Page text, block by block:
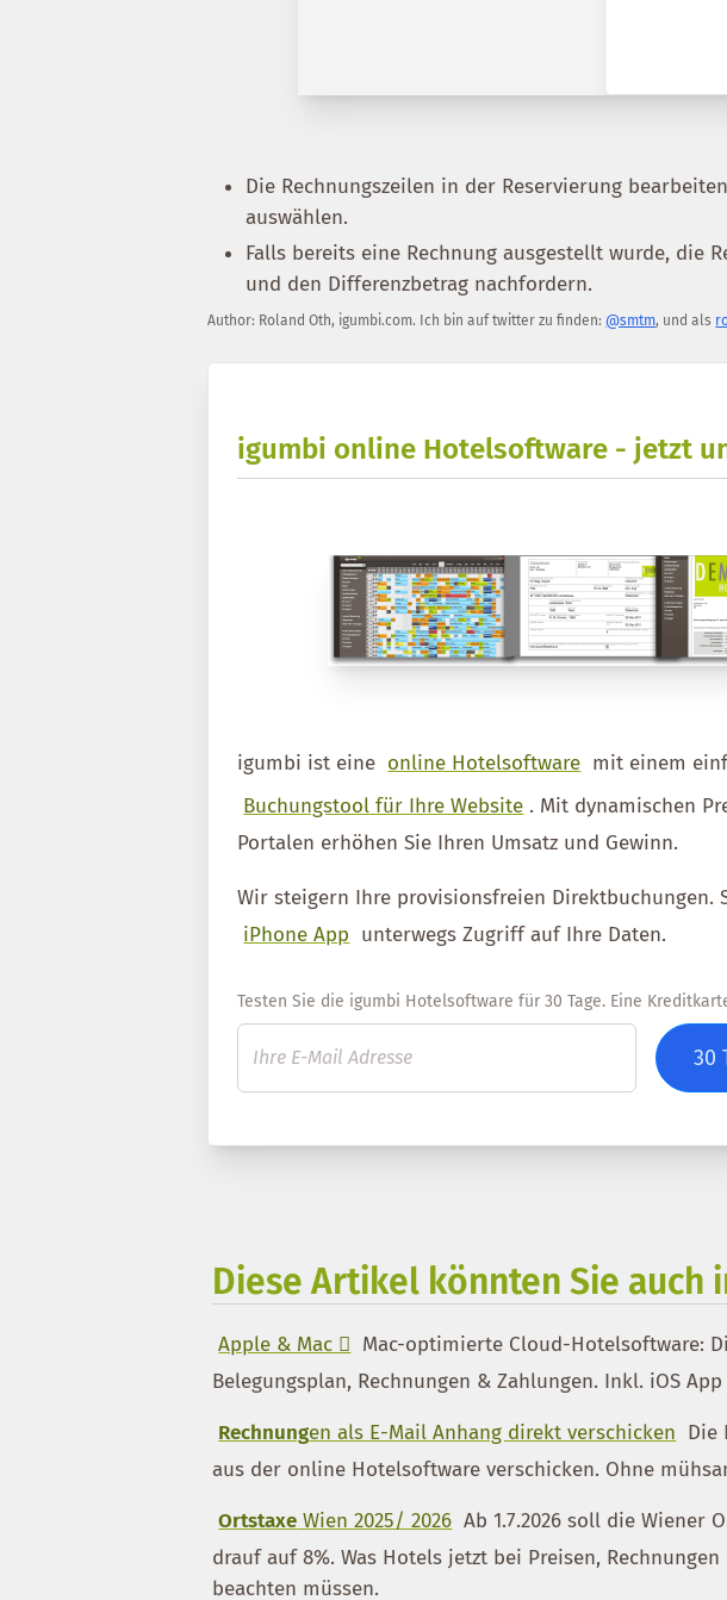
Die Rechnungszeilen in der Reservierung
auswählen.
Falls bereits eine Rechnung ausgestellt wurde, die
und den Differenzbetrag nachfordern.
Author: Roland Oth, igumbi.com. Ich bin auf twitter zu finden: @smtm, und als
igumbi online Hotelsoftware - jetzt
igumbi ist eine online Hotelsoftware mit einem
Buchungstool für Ihre Website . Mit dynamischen
Portalen erhöhen Sie Ihren Umsatz und Gewinn.
Wir steigern Ihre provisionsfreien Direktbuchungen.
iPhone App unterwegs Zugriff auf Ihre Daten.
Testen Sie die igumbi Hotelsoftware für 30 Tage. Eine
30
Diese Artikel könnten Sie auch
Apple & Mac  Mac-optimierte Cloud-Hotelsoftware:
Belegungsplan, Rechnungen & Zahlungen. Inkl. iOS
Rechnungen als E-Mail Anhang direkt verschicken Die
aus der online Hotelsoftware verschicken. Ohne
Ortstaxe Wien 2025/ 2026 Ab 1.7.2026 soll die Wiener
drauf auf 8%. Was Hotels jetzt bei Preisen,
beachten müssen.